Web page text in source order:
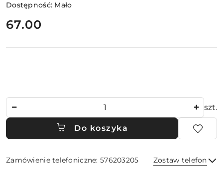
Dostępność: Mało
cena:
67.00
szt.
Do koszyka
Zamówienie telefoniczne: 576203205 Zostaw telefon